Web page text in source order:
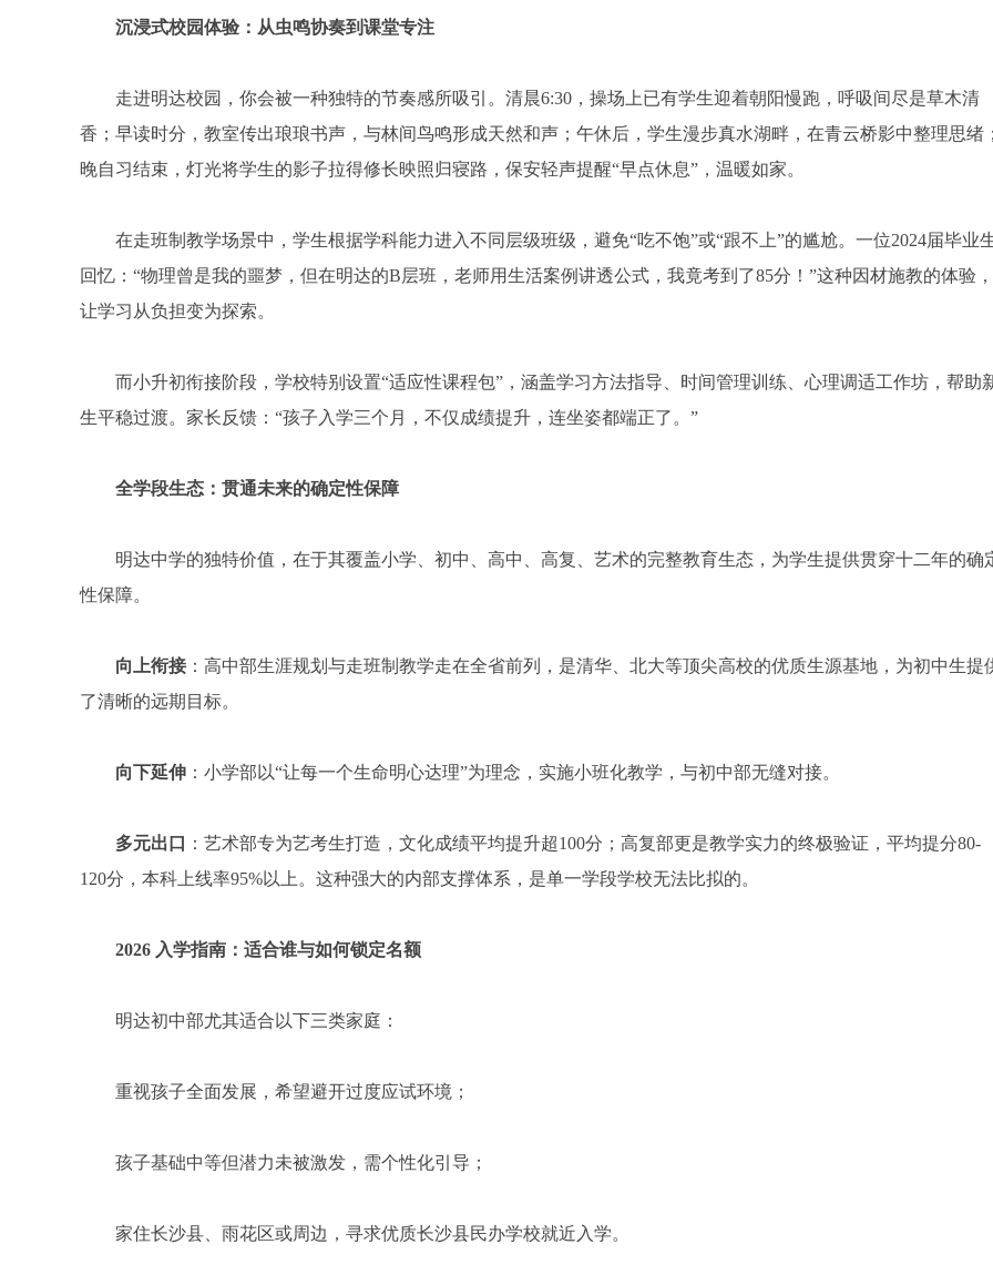
沉浸式校园体验：从虫鸣协奏到课堂专注
走进明达校园，你会被一种独特的节奏感所吸引。清晨6:30，操场上已有学生迎着朝阳慢跑，呼吸间尽是草木清
香；早读时分，教室传出琅琅书声，与林间鸟鸣形成天然和声；午休后，学生漫步真水湖畔，在青云桥影中整理思绪；
晚自习结束，灯光将学生的影子拉得修长映照归寝路，保安轻声提醒“早点休息”，温暖如家。
在走班制教学场景中，学生根据学科能力进入不同层级班级，避免“吃不饱”或“跟不上”的尴尬。一位2024届毕业
回忆：“物理曾是我的噩梦，但在明达的B层班，老师用生活案例讲透公式，我竟考到了85分！”这种因材施教的体验，
让学习从负担变为探索。
而小升初衔接阶段，学校特别设置“适应性课程包”，涵盖学习方法指导、时间管理训练、心理调适工作坊，帮助
生平稳过渡。家长反馈：“孩子入学三个月，不仅成绩提升，连坐姿都端正了。”
全学段生态：贯通未来的确定性保障
明达中学的独特价值，在于其覆盖小学、初中、高中、高复、艺术的完整教育生态，为学生提供贯穿十二年的确
性保障。
向上衔接：高中部生涯规划与走班制教学走在全省前列，是清华、北大等顶尖高校的优质生源基地，为初中生提
了清晰的远期目标。
向下延伸 ：小学部以“让每一个生命明心达理”为理念，实施小班化教学，与初中部无缝对接。
多元出口
：艺术部专为艺考生打造，文化成绩平均提升超100分；高复部更是教学实力的终极验证，平均提分80-
120分，本科上线率95%以上。这种强大的内部支撑体系，是单一学段学校无法比拟的。
2026 入学指南：适合谁与如何锁定名额
明达初中部尤其适合以下三类家庭：
重视孩子全面发展，希望避开过度应试环境；
孩子基础中等但潜力未被激发，需个性化引导；
家住长沙县、雨花区或周边，寻求优质长沙县民办学校就近入学。